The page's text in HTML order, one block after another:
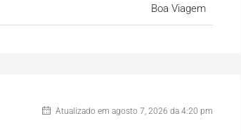
Boa Viagem
Atualizado em agosto 7, 2026 da 4:20 pm